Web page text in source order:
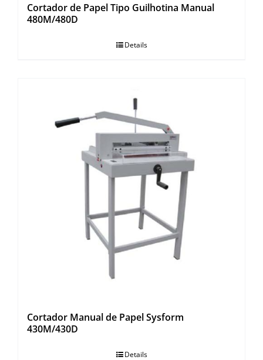
Cortador de Papel Tipo Guilhotina Manual
480M/480D
Details
Cortador Manual de Papel Sysform
430M/430D
Details